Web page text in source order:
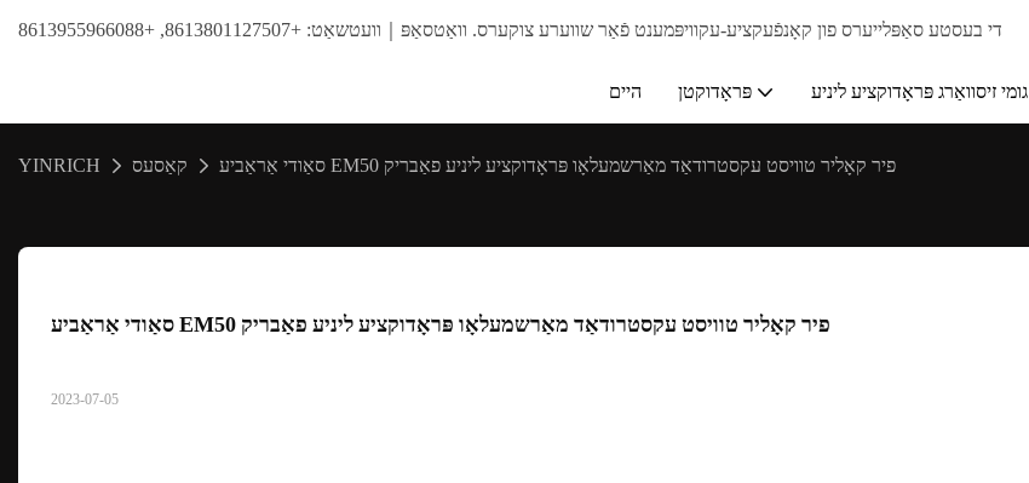
די בעסטע סאַפּלייערס פון קאָנפֿעקציע-עקוויפּמענט פֿאַר שווערע צוקערס. וואַטסאַפּ｜וועטשאַט: +8613801127507, +8613955966088
היים פּראָדוקטן גומי זיסוואַרג פּראָדוקציע ליניע
YINRICH קאַסעס סאַודי אַראַביע EM50 פיר קאָליר טוויסט עקסטרודאַד מאַרשמעלאָו פּראָדוקציע ליניע פאַבריק
סאַודי אַראַביע EM50 פיר קאָליר טוויסט עקסטרודאַד מאַרשמעלאָו פּראָדוקציע ליניע פאַבריק
2023-07-05